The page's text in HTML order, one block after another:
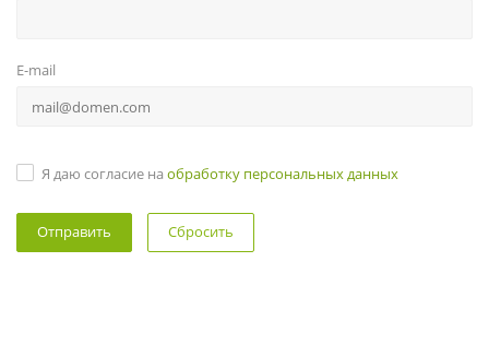
E-mail
Я даю согласие на обработку персональных данных
Сбросить